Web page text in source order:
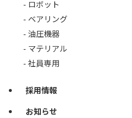
ロボット
ベアリング
油圧機器
マテリアル
社員専用
採用情報
お知らせ